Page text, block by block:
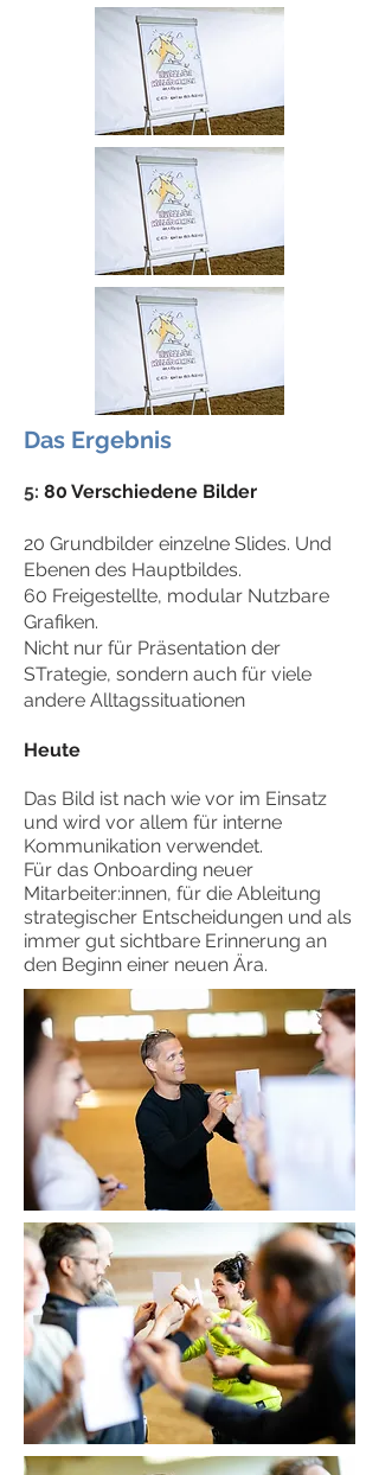
Das Ergebnis
5: 80 Verschiedene Bilder
20 Grundbilder einzelne Slides. Und
Ebenen des Hauptbildes.
60 Freigestellte, modular Nutzbare
Grafiken.
Nicht nur für Präsentation der
STrategie, sondern auch für viele
andere Alltagssituationen
Heute
Das Bild ist nach wie vor im Einsatz
und wird vor allem für interne
Kommunikation verwendet.
Für das Onboarding neuer
Mitarbeiter:innen, für die Ableitung
strategischer Entscheidungen und als
immer gut sichtbare Erinnerung an
den Beginn einer neuen Ära.